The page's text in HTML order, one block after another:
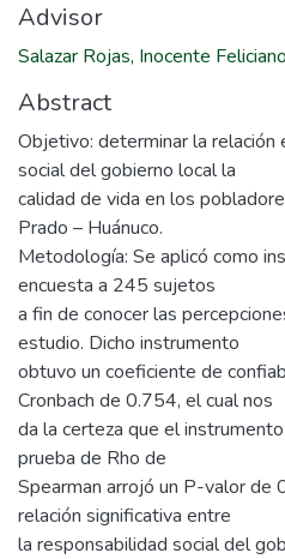
Advisor
Salazar Rojas, Inocente Feliciano
Abstract
Objetivo: determinar la relación
social del gobierno local la
calidad de vida en los
Prado – Huánuco.
Metodología: Se aplicó como
encuesta a 245 sujetos
a fin de conocer las
estudio. Dicho instrumento
obtuvo un coeficiente de
Cronbach de 0.754, el cual nos
da la certeza que el
prueba de Rho de
Spearman arrojó un P-valor de
relación significativa entre
la responsabilidad social del